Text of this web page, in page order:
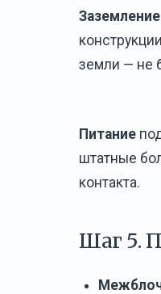
Заземление
земли — не
Питание
штатные
контакта.
Шаг 5.